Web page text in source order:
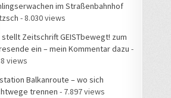
im Straßenbahnhof
- 8.030 views
stellt Zeitschrift GEISTbewegt! zum
ein – mein Kommentar dazu -
views
Balkanroute – wo sich
trennen - 7.897 views